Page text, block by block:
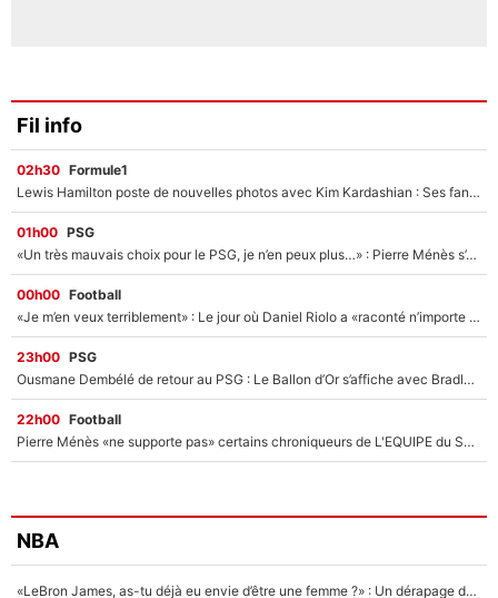
Fil info
02h30 Formule1
Lewis Hamilton poste de nouvelles photos avec Kim Kardashian : Ses fans le voient déjà redevenir champion du monde de F1 grâce à elle !
01h00 PSG
«Un très mauvais choix pour le PSG, je n’en peux plus…» : Pierre Ménès s’est complètement trompé avec Luis Enrique et ces déclarations le prouvent !
00h00 Football
«Je m’en veux terriblement» : Le jour où Daniel Riolo a «raconté n’importe quoi» dans l'After Foot !
23h00 PSG
Ousmane Dembélé de retour au PSG : Le Ballon d’Or s’affiche avec Bradley Barcola en plein cœur du feuilleton sur son départ !
22h00 Football
Pierre Ménès «ne supporte pas» certains chroniqueurs de L'EQUIPE du Soir : Ils vont tous partir !
NBA
«LeBron James, as-tu déjà eu envie d’être une femme ?» : Un dérapage de Donald Trump sur la superstar de la NBA refait surface